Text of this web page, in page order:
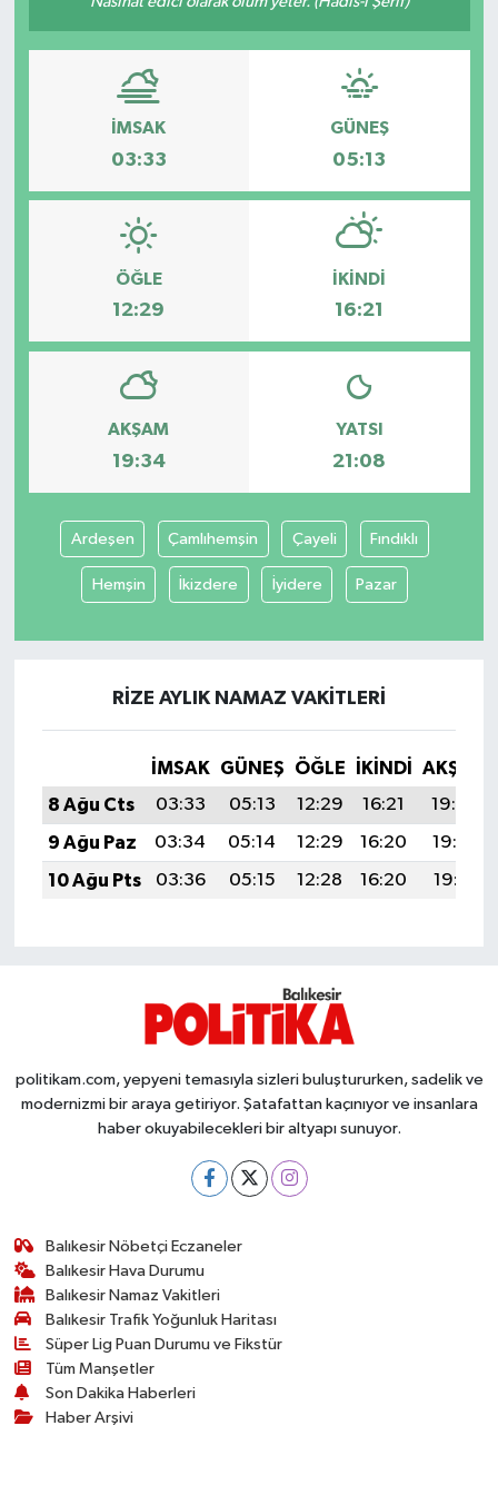
İMSAK
03:33
GÜNEŞ
05:13
ÖĞLE
12:29
İKINDI
16:21
AKŞAM
19:34
YATSI
21:08
Ardeşen Çamlıhemşin Çayeli Fındıklı
Hemşin İkizdere İyidere Pazar
RIZE AYLIK NAMAZ VAKITLERI
İMSAK GÜNEŞ ÖĞLE İKINDI
AKŞAM
8 Ağu Cts
03:33 05:13 12:29 16:21
19:34
9 Ağu Paz
03:34 05:14 12:29 16:20
19:33
10 Ağu Pts
03:36 05:15 12:28 16:20 19:31
politikam.com, yepyeni temasıyla sizleri buluştururken, sadelik ve
modernizmi bir araya getiriyor. Şatafattan kaçınıyor ve insanlara
haber okuyabilecekleri bir altyapı sunuyor.
Balıkesir Nöbetçi Eczaneler
Balıkesir Hava Durumu
Balıkesir Namaz Vakitleri
Balıkesir Trafik Yoğunluk Haritası
Süper Lig Puan Durumu ve Fikstür
Tüm Manşetler
Son Dakika Haberleri
Haber Arşivi
Dursunbey
Edremit
EKONOMİ
Gömeç
Gönen
Havran
İvrindi
KENT GÜNDEMİ
MAGAZİN
MANŞET
Manyas
OTOMOTİV
SİYASET
Sındırgı
SPOR